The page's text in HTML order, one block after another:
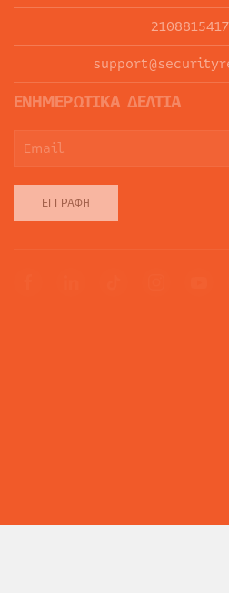
2108815417
ΕΝΗΜΕΡΩΤΙΚΑ ΔΕΛΤΙΑ
ΕΓΓΡΑΦΉ